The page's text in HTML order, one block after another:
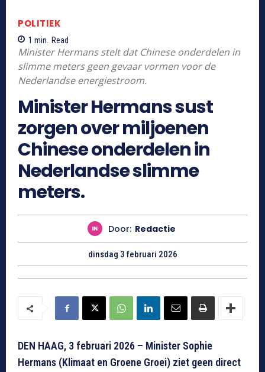
POLITIEK
1 min. Read
Minister Hermans stelt dat Chinese onderdelen in
slimme meters geen gevaar vormen voor de
Nederlandse energiestroom.
Minister Hermans sust
zorgen over miljoenen
Chinese onderdelen in
Nederlandse slimme
meters.
Door: Redactie
dinsdag 3 februari 2026
DEN HAAG, 3 februari 2026 – Minister Sophie
Hermans (Klimaat en Groene Groei) ziet geen direct